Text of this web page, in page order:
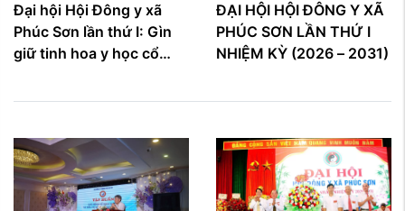
Đại hội Hội Đông y xã
Phúc Sơn lần thứ I: Gìn
giữ tinh hoa y học cổ
nhân văn vì sức khỏe
ĐẠI HỘI HỘI ĐÔNG Y XÃ
PHÚC SƠN LẦN THỨ I
NHIỆM KỲ (2026 – 2031)